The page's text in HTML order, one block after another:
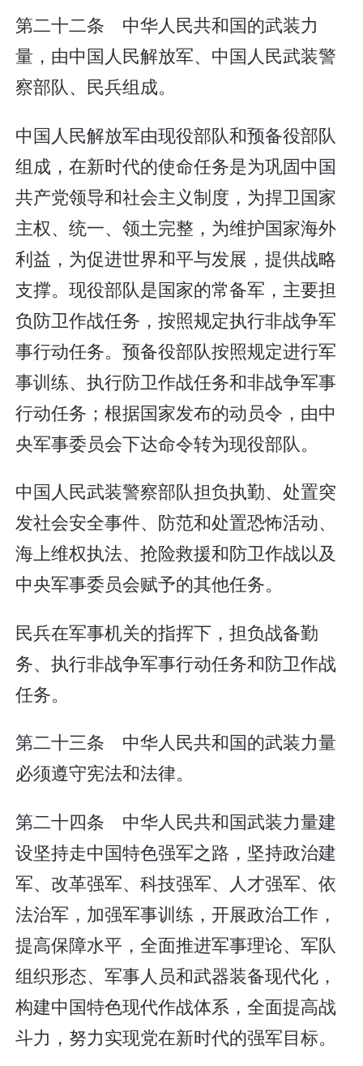
第二十二条 中华人民共和国的武装力
量，由中国人民解放军、中国人民武装警
察部队、民兵组成。
中国人民解放军由现役部队和预备役部队
组成，在新时代的使命任务是为巩固中国
共产党领导和社会主义制度，为捍卫国家
主权、统一、领土完整，为维护国家海外
利益，为促进世界和平与发展，提供战略
支撑。现役部队是国家的常备军，主要担
负防卫作战任务，按照规定执行非战争军
事行动任务。预备役部队按照规定进行军
事训练、执行防卫作战任务和非战争军事
行动任务；根据国家发布的动员令，由中
央军事委员会下达命令转为现役部队。
中国人民武装警察部队担负执勤、处置突
发社会安全事件、防范和处置恐怖活动、
海上维权执法、抢险救援和防卫作战以及
中央军事委员会赋予的其他任务。
民兵在军事机关的指挥下，担负战备勤
务、执行非战争军事行动任务和防卫作战
任务。
第二十三条 中华人民共和国的武装力量
必须遵守宪法和法律。
第二十四条 中华人民共和国武装力量建
设坚持走中国特色强军之路，坚持政治建
军、改革强军、科技强军、人才强军、依
法治军，加强军事训练，开展政治工作，
提高保障水平，全面推进军事理论、军队
组织形态、军事人员和武器装备现代化，
构建中国特色现代作战体系，全面提高战
斗力，努力实现党在新时代的强军目标。